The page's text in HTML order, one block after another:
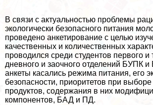
В связи с актуальностью проблемы
экологически безопасного питания
проведено анкетирование с целью
качественных и количественных
проводился среди студентов первого и
дневного и заочного отделений БУПК
анкеты касались режима питания, его
безопасности, приоритетов при
продуктов, содержания в них
компонентов, БАД и ПД.